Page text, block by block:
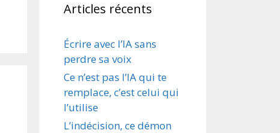
Articles récents
Écrire avec l’IA sans
perdre sa voix
Ce n’est pas l’IA qui te
remplace, c’est celui qui
l’utilise
L’indécision, ce démon